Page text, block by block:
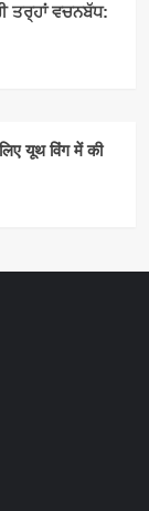
ਤਰ੍ਹਾਂ ਵਚਨਬੱਧ:
यूथ विंग में की